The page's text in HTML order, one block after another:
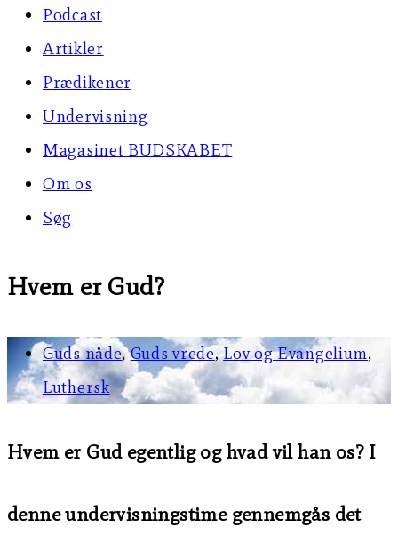
Podcast
Artikler
Prædikener
Undervisning
Magasinet BUDSKABET
Om os
Søg
Hvem er Gud?
Guds nåde,Guds vrede,Lov og Evangelium,
Luthersk
Hvem er Gud egentlig og hvad vil han os? I
denne undervisningstime gennemgås det